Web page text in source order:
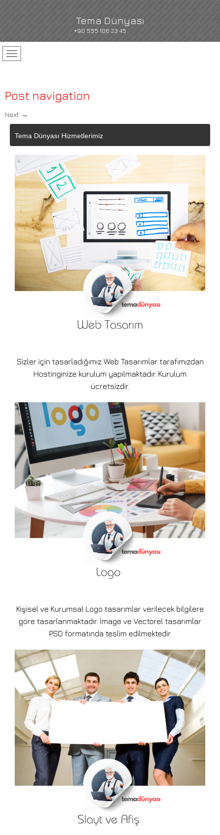
Tema Dünyası
+90 555 106 23 45
Post navigation
Next →
Tema Dünyası Hizmetlerimiz
Sizler için tasarladığımız Web Tasarımlar tarafımızdan
Hostinginize kurulum yapılmaktadır. Kurulum
ücretsizdir.
Kişisel ve Kurumsal Logo tasarımlar verilecek bilgilere
göre tasarlanmaktadır. İmage ve Vectörel tasarımlar
PSD formatında teslim edilmektedir.